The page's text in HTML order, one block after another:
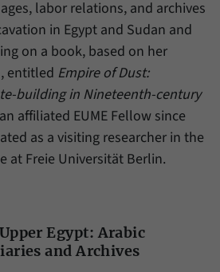
labor relations, and archives
in Egypt and Sudan and
on a book, based on her
entitled Empire of Dust:
building in Nineteenth-century
affiliated EUME Fellow since
as a visiting researcher in the
at Freie Universität Berlin.
Egypt: Arabic
and Archives
weitergeleitet wurden.
Cookie können wir für kurze Zeit